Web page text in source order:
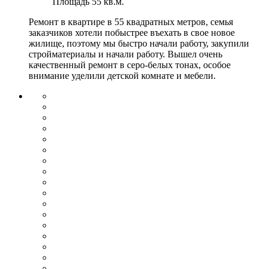
Ремонт в квартире в 55 квадратных метров, семья
заказчиков хотели побыстрее въехать в свое новое
жилище, поэтому мы быстро начали работу, закупили
стройматериалы и начали работу. Вышел очень
качественный ремонт в серо-белых тонах, особое
внимание уделили детской комнате и мебели.